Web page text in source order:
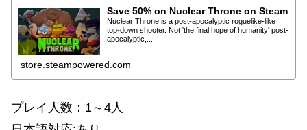
Save 50% on Nuclear Throne on Steam
Nuclear Throne is a post-apocalyptic roguelike-like
top-down shooter. Not 'the final hope of humanity' post-
apocalyptic,...
store.steampowered.com
プレイ人数：1～4人